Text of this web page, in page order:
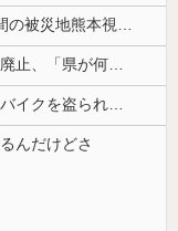
【悲報】共同通信「高市総理、避難所3分間の被災地熊本視察動画に批判！」 → 内閣報道官「避難所視察は51分間！大変な状況の中で、1時間近く受け入れていただき、感謝！」
兵庫県の左派の既得利権を斎藤知事が全面廃止、「県が何をするねん？」と存在意義そのものが不明で……
【爆笑ｗ】バッグひったくりを試みた男、バイクを盗られる！
んだけどさ